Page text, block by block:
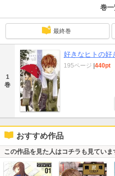
巻
最終巻
1
巻
好きなヒトの好
195ページ |440pt
おすすめ作品
この作品を見た人はコチラも見ていま